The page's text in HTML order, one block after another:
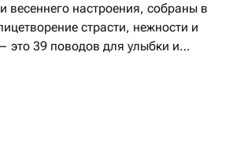
весеннего настроения, собраны в
страсти, нежности и
это 39 поводов для улыбки и